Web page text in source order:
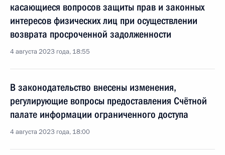
касающиеся вопросов защиты прав и законных
интересов физических лиц при осуществлении
возврата просроченной задолженности
4 августа 2023 года, 18:55
В законодательство внесены изменения,
регулирующие вопросы предоставления Счётной
палате информации ограниченного доступа
4 августа 2023 года, 18:00